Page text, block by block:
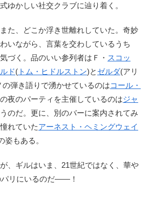
ゆかしい社交クラブに辿り着く。
た、どこか浮き世離れしていた。奇妙
いながら、言葉を交わしているうち
づく。品のいい参列者はＦ・ スコッ
ド( トム・ヒドルストン)と ゼルダ(アリ
弾き語りで湧かせているのはコール・
の夜のパーティを主催しているのはジャ
のだ。更に、別のバーに案内されてみ
れていたアーネスト・ヘミングウェイ
姿もある。
、ギルはいま、21世紀ではなく、華や
パリにいるのだ――！